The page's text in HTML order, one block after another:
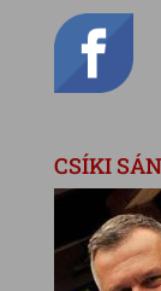
CSÍKI